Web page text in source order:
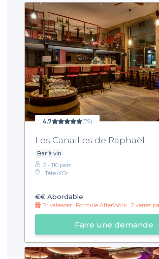
4,7 (79)
Les Canailles de Raphaël
Bar à vin
2 - 110 pers.
Tête d’Or
€€ Abordable
Privateaser : Formule AfterWork : 2 verres par personne et
Faire une demande